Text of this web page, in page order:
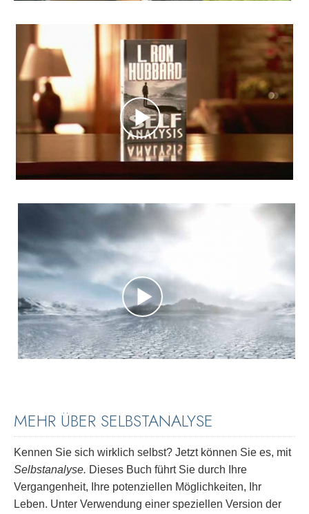
MEHR ÜBER SELBSTANALYSE
Kennen Sie sich wirklich selbst? Jetzt können Sie es, mit
Selbstanalyse. Dieses Buch führt Sie durch Ihre
Vergangenheit, Ihre potenziellen Möglichkeiten, Ihr
Leben. Unter Verwendung einer speziellen Version der